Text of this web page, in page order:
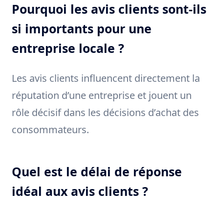
Pourquoi les avis clients sont-ils
si importants pour une
entreprise locale ?
Les avis clients influencent directement la
réputation d’une entreprise et jouent un
rôle décisif dans les décisions d’achat des
consommateurs.
Quel est le délai de réponse
idéal aux avis clients ?